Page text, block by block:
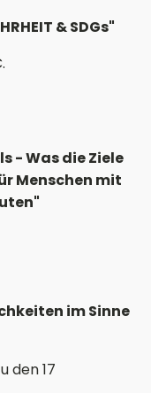
& SDGs"
- Was die Ziele
Menschen mit
im Sinne
den 17